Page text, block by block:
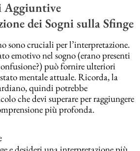
Aggiuntive
dei Sogni sulla Sfinge
sono cruciali per l’interpretazione.
emotivo nel sogno (erano presenti
può fornire ulteriori
mentale attuale. Ricorda, la
quindi potrebbe
che devi superare per raggiungere
più profonda.